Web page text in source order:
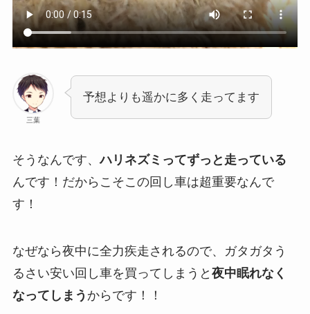
三葉
予想よりも遥かに多く走ってます
そうなんです、ハリネズミってずっと走っている
んです！だからこそこの回し車は超重要なんで
す！
なぜなら夜中に全力疾走されるので、
ガタガタう
るさい安い回し車を買ってしまうと 夜中眠れなく
なってしまう からです！！